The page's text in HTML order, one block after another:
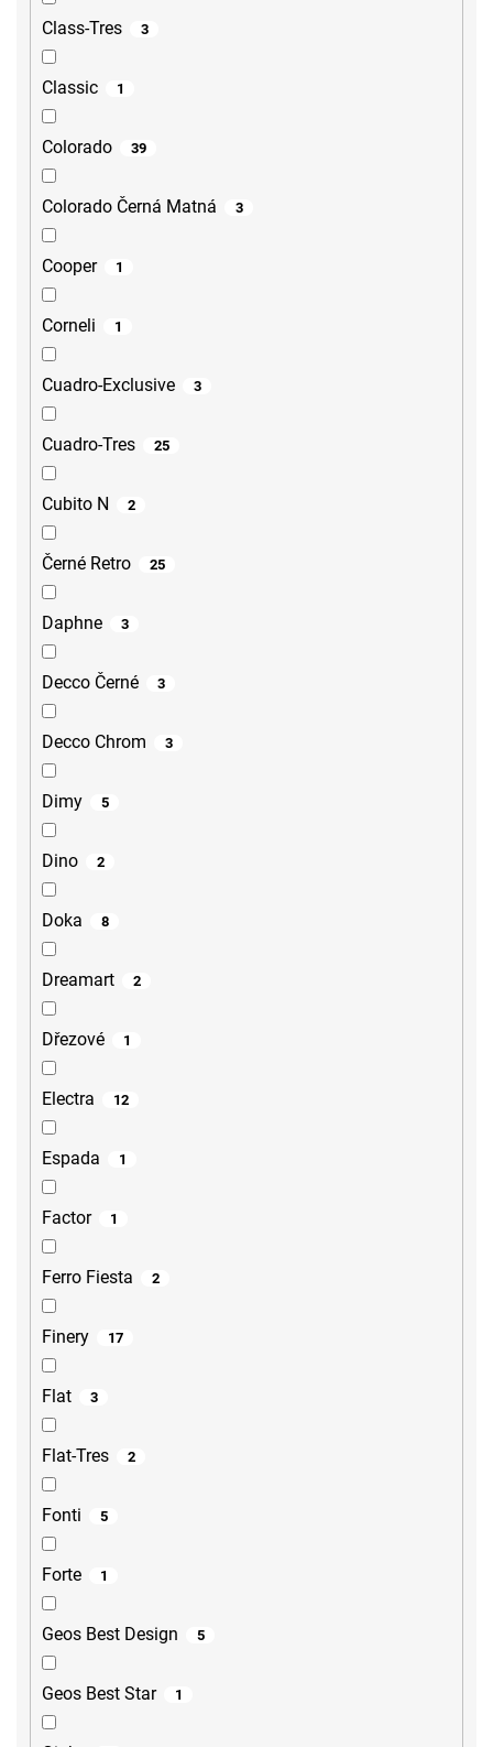
Class-Tres 3
Classic 1
Colorado 39
Colorado Černá Matná 3
Cooper 1
Corneli 1
Cuadro-Exclusive 3
Cuadro-Tres 25
Cubito N 2
Černé Retro 25
Daphne 3
Decco Černé 3
Decco Chrom 3
Dimy 5
Dino 2
Doka 8
Dreamart 2
Dřezové 1
Electra 12
Espada 1
Factor 1
Ferro Fiesta 2
Finery 17
Flat 3
Flat-Tres 2
Fonti 5
Forte 1
Geos Best Design 5
Geos Best Star 1